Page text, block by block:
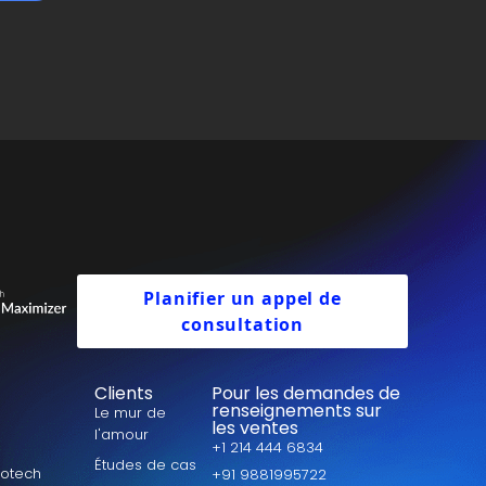
Planifier un appel de
consultation
Clients
Le mur de
l'amour
Études de cas
Pour les demandes de
renseignements sur
les ventes
+1 214 444 6834
+91 9881995722